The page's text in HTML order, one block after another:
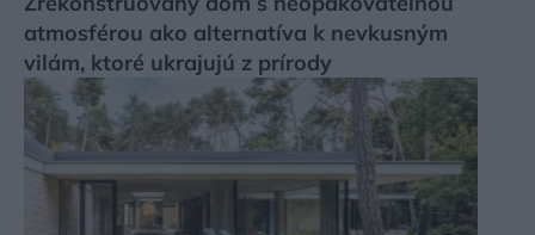
atmosférou ako alternatíva k nevkusným
vilám, ktoré ukrajujú z prírody